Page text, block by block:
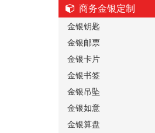
商务金银定制
金银钥匙
金银邮票
金银卡片
金银书签
金银吊坠
金银如意
金银算盘